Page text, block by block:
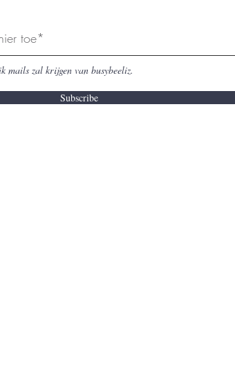
mails zal krijgen van busybeeliz.
Subscribe